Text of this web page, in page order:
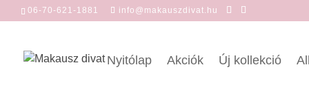
06-70-621-1881 info@makauszdivat.hu
Nyitólap Akciók Új kollekció